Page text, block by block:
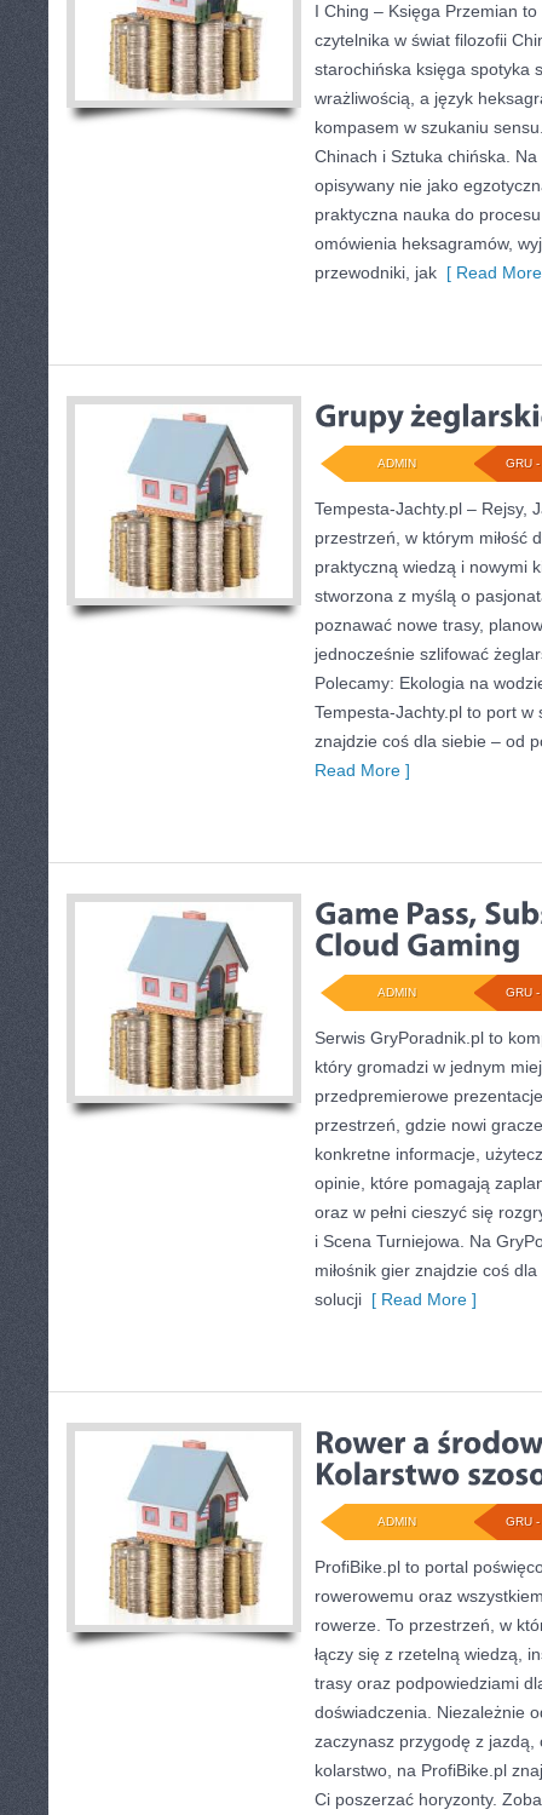
I Ching – Księga Przemian
czytelnika w świat filozofii
starochińska księga spotyka
wrażliwością, a język
kompasem w szukaniu
Chinach i Sztuka chińska.
opisywany nie jako
praktyczna nauka do
omówienia heksagramów,
przewodniki, jak [ Read
GRU
ADMIN
Tempesta-Jachty.pl – Rejsy,
przestrzeń, w którym miłość
praktyczną wiedzą i nowymi
stworzona z myślą o
poznawać nowe trasy,
jednocześnie szlifować
Polecamy: Ekologia na
Tempesta-Jachty.pl to port
znajdzie coś dla siebie – od
Read More ]
GRU
ADMIN
Serwis GryPoradnik.pl to
który gromadzi w jednym
przedpremierowe
przestrzeń, gdzie nowi
konkretne informacje,
opinie, które pomagają
oraz w pełni cieszyć się
i Scena Turniejowa. Na
miłośnik gier znajdzie coś
solucji [ Read More ]
GRU
ADMIN
ProfiBike.pl to portal
rowerowemu oraz
rowerze. To przestrzeń, w
łączy się z rzetelną wiedzą,
trasy oraz podpowiedziami
doświadczenia. Niezależnie
zaczynasz przygodę z jazdą,
kolarstwo, na ProfiBike.pl
Ci poszerzać horyzonty.